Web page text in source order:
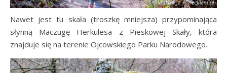
Nawet jest tu skała (troszkę mniejsza) przypominająca
słynną Maczugę Herkulesa z Pieskowej Skały, która
znajduje się na terenie Ojcowskiego Parku Narodowego.